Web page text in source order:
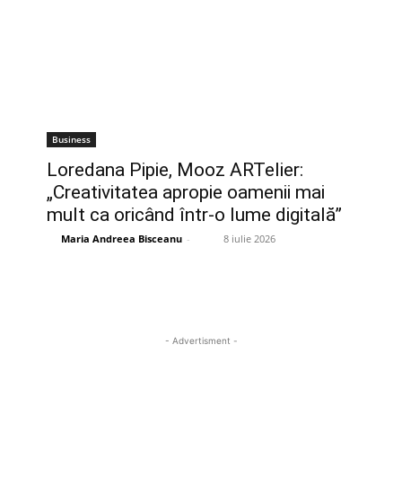
Business
Loredana Pipie, Mooz ARTelier:
„Creativitatea apropie oamenii mai
mult ca oricând într-o lume digitală”
Maria Andreea Bisceanu - 8 iulie 2026
- Advertisment -